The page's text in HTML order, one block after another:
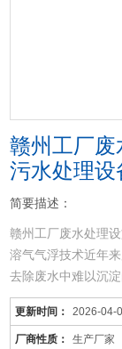
赣州工厂
污水处理设
简要描述：
赣州工厂废水处理
溶气气浮技术近年
去除废水中难以沉
用范围广。
（4）把电控箱控制
线时注意电机、风
更新时间： 2026-04-
厂商性质： 生产厂家